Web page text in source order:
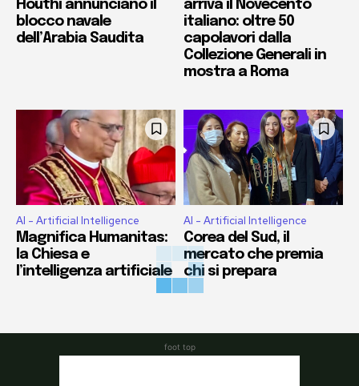
Houthi annunciano il
blocco navale
dell’Arabia Saudita
arriva il Novecento
italiano: oltre 50
capolavori dalla
Collezione Generali in
mostra a Roma
AI - Artificial Intelligence
Magnifica Humanitas:
la Chiesa e
l’intelligenza artificiale
AI - Artificial Intelligence
Corea del Sud, il
mercato che premia
chi si prepara
foot top